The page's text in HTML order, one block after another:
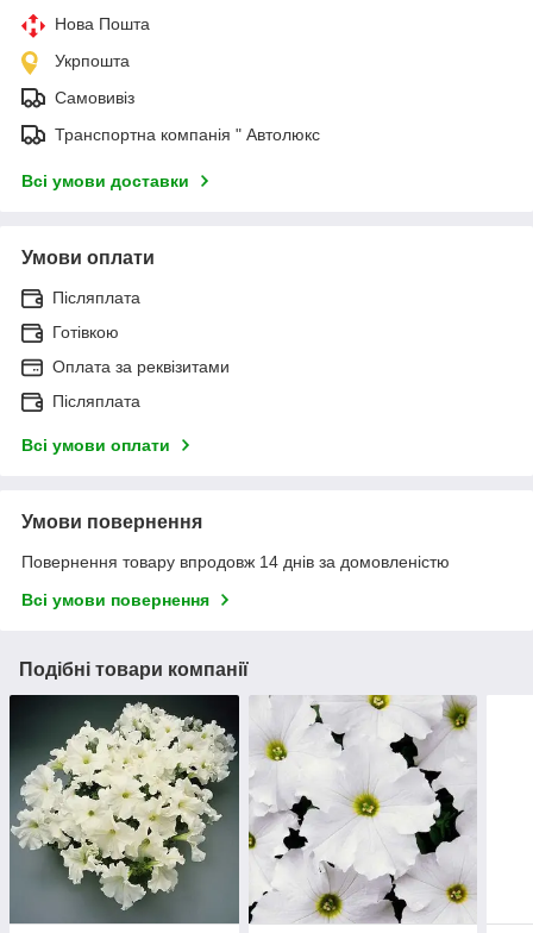
Нова Пошта
Укрпошта
Самовивіз
Транспортна компанія " Автолюкс
Всі умови доставки
Умови оплати
Післяплата
Готівкою
Оплата за реквізитами
Післяплата
Всі умови оплати
Умови повернення
Повернення товару впродовж 14 днів за домовленістю
Всі умови повернення
Подібні товари компанії